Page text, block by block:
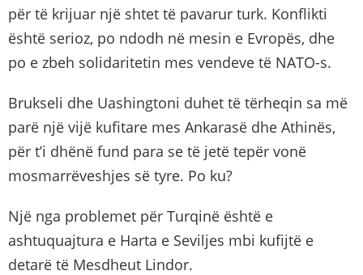
për të krijuar një shtet të pavarur turk. Konflikti
është serioz, po ndodh në mesin e Evropës, dhe
po e zbeh solidaritetin mes vendeve të NATO-s.
Brukseli dhe Uashingtoni duhet të tërheqin sa më
parë një vijë kufitare mes Ankarasë dhe Athinës,
për t’i dhënë fund para se të jetë tepër vonë
mosmarrëveshjes së tyre. Po ku?
Një nga problemet për Turqinë është e
ashtuquajtura e Harta e Seviljes mbi kufijtë e
detarë të Mesdheut Lindor.